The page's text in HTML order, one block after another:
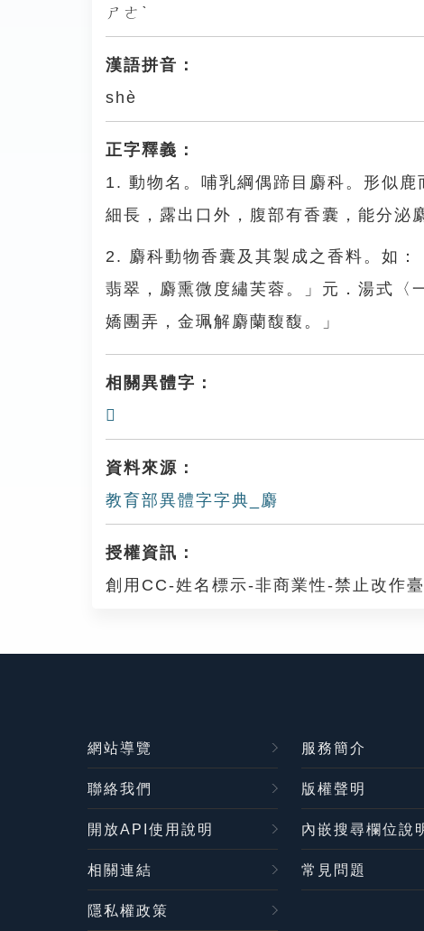
ㄕㄜˋ
漢語拼音：
shè
正字釋義：
1. 動物名。哺乳綱偶蹄目麝科。形似
細長，露出口外，腹部有香囊，能分泌
2. 麝科動物香囊及其製成之香料。如
翡翠，麝熏微度繡芙蓉。」元．湯式〈
嬌團弄，金珮解麝蘭馥馥。」
相關異體字：
𪋧
資料來源：
教育部異體字字典_麝
授權資訊：
創用CC-姓名標示-非商業性-禁止改作
網站導覽 服務簡介
聯絡我們 版權聲明
開放API使用說明 內嵌搜尋欄位說
相關連結 常見問題
隱私權政策